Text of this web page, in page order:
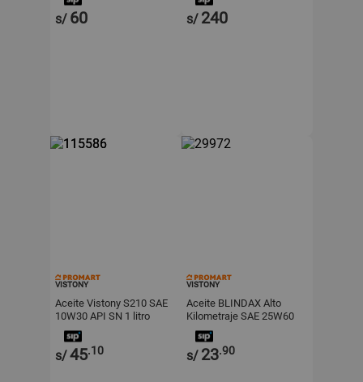
s/ 60 s/ 240
VISTONY
Aceite Vistony S210 SAE
10W30 API SN 1 litro
s/45.10
VISTONY
Aceite BLINDAX Alto
Kilometraje SAE 25W60
API SL 1/4 galón
s/ 23.90